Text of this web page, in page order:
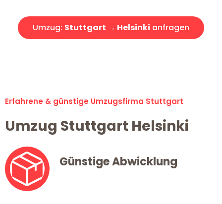
Umzug: Stuttgart → Helsinki anfragen
Erfahrene & günstige Umzugsfirma Stuttgart
Umzug Stuttgart Helsinki
Günstige Abwicklung